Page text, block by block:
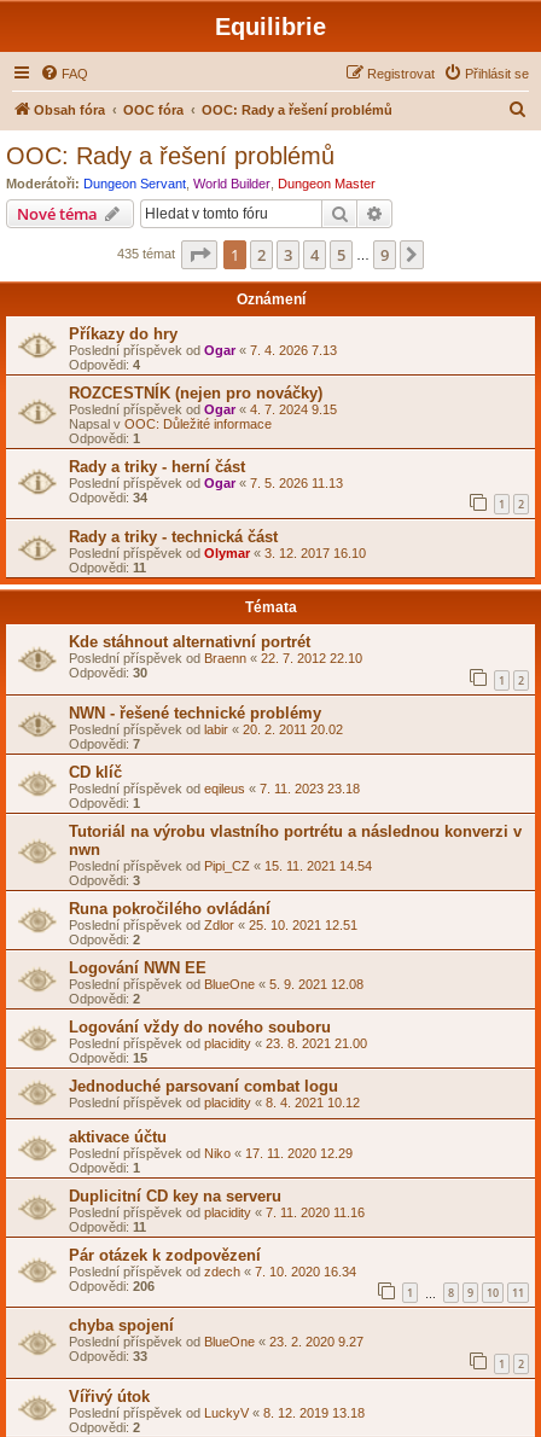
Equilibrie
FAQ Přihlásit se
Registrovat
Obsah fóra OOC fóra OOC: Rady a řešení problémů
OOC: Rady a řešení problémů
Moderátoři: Dungeon Servant World Builder Dungeon Master
Nové téma Hledat
435 témat Stránka z
1 2 3 4 5 9
Oznámení
Příkazy do hry
Poslední příspěvek od Ogar« 7. 4. 2026 7.13
Odpovědi: 4
ROZCESTNÍK (nejen pro nováčky)
Poslední příspěvek od Ogar« 4. 7. 2024 9.15
Napsal v OOC: Důležité informace
Odpovědi: 1
Rady a triky - herní část
Poslední příspěvek od Ogar« 7. 5. 2026 11.13
Odpovědi: 34 1 2
Rady a triky - technická část
Poslední příspěvek od Olymar« 3. 12. 2017 16.10
Odpovědi: 11
Témata
Kde stáhnout alternativní portrét
Poslední příspěvek od Braenn « 22. 7. 2012 22.10
Odpovědi: 30 1 2
NWN - řešené technické problémy
Poslední příspěvek od labir « 20. 2. 2011 20.02
Odpovědi: 7
CD klíč
Poslední příspěvek od eqileus « 7. 11. 2023 23.18
Odpovědi: 1
Tutoriál na výrobu vlastního portrétu a následnou konverzi v
nwn
Poslední příspěvek od Pipi_CZ « 15. 11. 2021 14.54
Odpovědi: 3
Runa pokročilého ovládání
Poslední příspěvek od Zdlor « 25. 10. 2021 12.51
Odpovědi: 2
Logování NWN EE
Poslední příspěvek od BlueOne « 5. 9. 2021 12.08
Odpovědi: 2
Logování vždy do nového souboru
Poslední příspěvek od placidity « 23. 8. 2021 21.00
Odpovědi: 15
Jednoduché parsovaní combat logu
Poslední příspěvek od placidity « 8. 4. 2021 10.12
aktivace účtu
Poslední příspěvek od Niko « 17. 11. 2020 12.29
Odpovědi: 1
Duplicitní CD key na serveru
Poslední příspěvek od placidity « 7. 11. 2020 11.16
Odpovědi: 11
Pár otázek k zodpovězení
Poslední příspěvek od zdech « 7. 10. 2020 16.34
Odpovědi: 206 1 8 9 10 11
chyba spojení
Poslední příspěvek od BlueOne « 23. 2. 2020 9.27
Odpovědi: 33 1 2
Vířivý útok
Poslední příspěvek od LuckyV « 8. 12. 2019 13.18
Odpovědi: 2